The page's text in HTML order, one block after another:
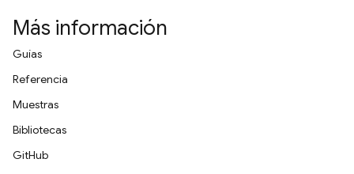
Más información
Guías
Referencia
Muestras
Bibliotecas
GitHub